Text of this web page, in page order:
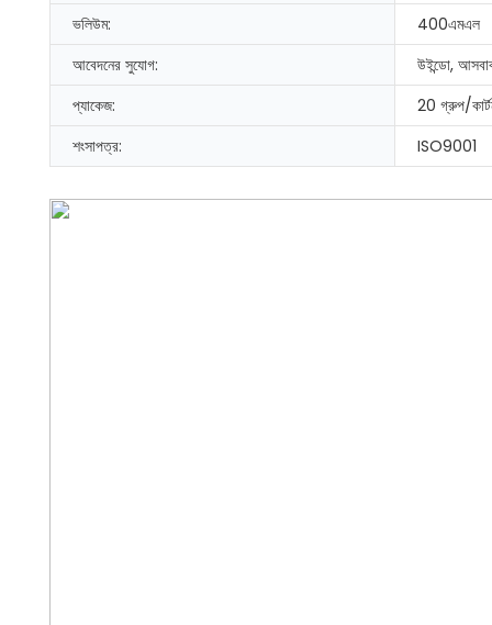
ভলিউম:
400এমএল
আবেদনের সুযোগ:
উইন্ডো,
প্যাকেজ:
20 গ্রুপ/
শংসাপত্র:
ISO9001